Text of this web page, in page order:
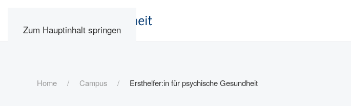
Zum Hauptinhalt springen
Home Campus Ersthelfer:in für psychische Gesundheit